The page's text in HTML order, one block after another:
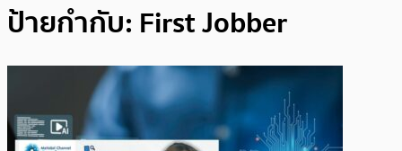
ป้ายกำกับ: First Jobber